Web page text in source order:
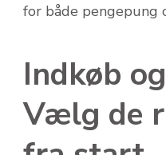
for både pengepung
Indkøb
Vælg de